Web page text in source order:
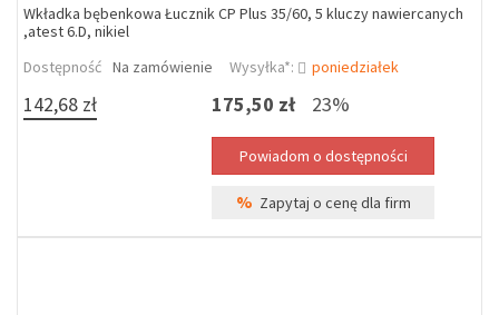
Wkładka bębenkowa Łucznik CP Plus 35/60, 5 kluczy nawiercanych
,atest 6.D, nikiel
Dostępność Na zamówienie Wysyłka*: poniedziałek
142,68 zł 175,50 zł 23%
% Zapytaj o cenę dla firm